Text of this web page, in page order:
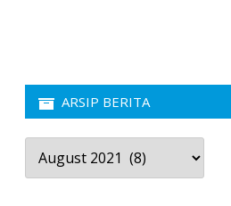
ARSIP BERITA
Arsip
Berita